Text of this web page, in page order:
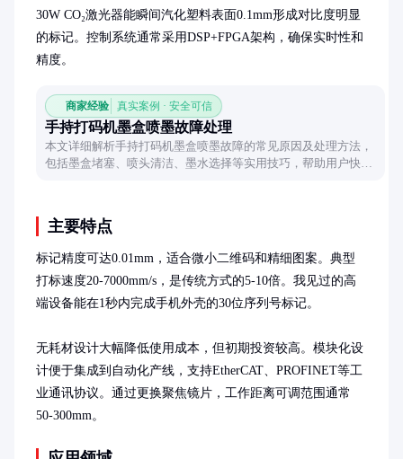
30W CO₂激光器能瞬间汽化塑料表面0.1mm形成对比度明显
的标记。控制系统通常采用DSP+FPGA架构，确保实时性和
精度。
商家经验 真实案例 · 安全可信
手持打码机墨盒喷墨故障处理
本文详细解析手持打码机墨盒喷墨故障的常见原因及处理方法，
包括墨盒堵塞、喷头清洁、墨水选择等实用技巧，帮助用户快速
主要特点
标记精度可达0.01mm，适合微小二维码和精细图案。典型
打标速度20-7000mm/s，是传统方式的5-10倍。我见过的高
端设备能在1秒内完成手机外壳的30位序列号标记。
无耗材设计大幅降低使用成本，但初期投资较高。模块化设
计便于集成到自动化产线，支持EtherCAT、PROFINET等工
业通讯协议。通过更换聚焦镜片，工作距离可调范围通常
50-300mm。